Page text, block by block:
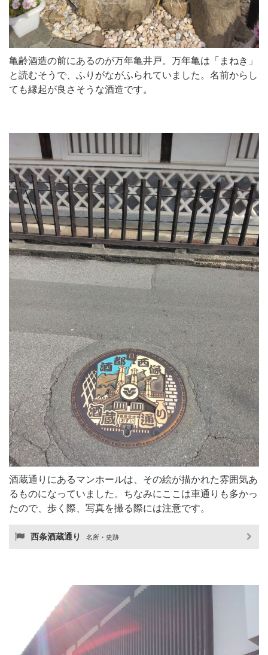
亀齢酒造の前にあるのが万年亀井戸。万年亀は「まねき」
と読むそうで、ふりがながふられていました。名前からし
ても縁起が良さそうな酒造です。
酒蔵通りにあるマンホールは、その絵が描かれた雰囲気あ
るものになっていました。ちなみにここは車通りも多かっ
たので、歩く際、写真を撮る際には注意です。
西条酒蔵通り 名所・史跡